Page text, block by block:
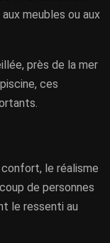
meubles ou aux
près de la mer
ces
le réalisme
de personnes
le ressenti au